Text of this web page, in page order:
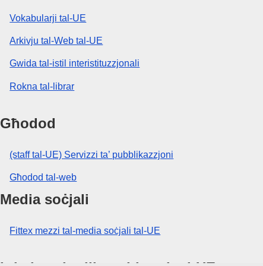
Vokabularji tal-UE
Arkivju tal-Web tal-UE
Gwida tal-istil interistituzzjonali
Rokna tal-librar
Għodod
(staff tal-UE) Servizzi ta’ pubblikazzjoni
Għodod tal-web
Media soċjali
Fittex mezzi tal-media soċjali tal-UE